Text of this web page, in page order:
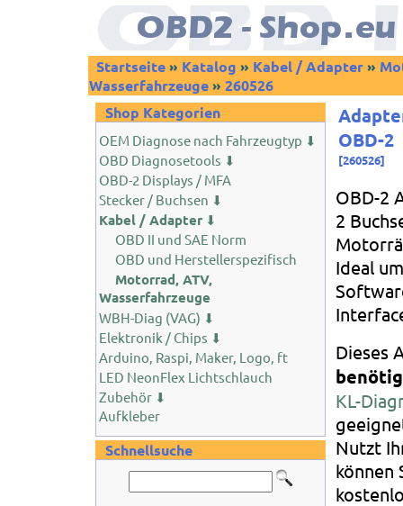
Startseite» Katalog » Kabel / Adapter»
Wasserfahrzeuge» 260526
Shop Kategorien
OEM Diagnose nach Fahrzeugtyp ⬇
OBD Diagnosetools ⬇
OBD-2 Displays / MFA
Stecker / Buchsen ⬇
Kabel / Adapter ⬇
OBD II und SAE Norm
OBD und Herstellerspezifisch
Motorrad, ATV,
Wasserfahrzeuge
WBH-Diag (VAG) ⬇
Elektronik / Chips ⬇
Arduino, Raspi, Maker, Logo, ft
LED NeonFlex Lichtschlauch
Zubehör ⬇
Aufkleber
Schnellsuche
OBD-2
[260526]
OBD-2
2
Ideal
Dieses
KL-
Nutzt
können